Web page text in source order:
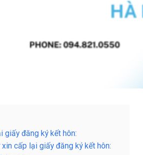
giấy đăng ký kết hôn:
cấp lại giấy đăng ký kết hôn: